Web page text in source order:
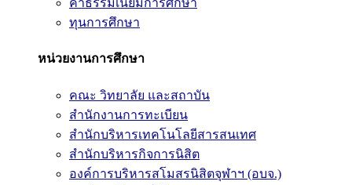
ค่าธรรมเนียมการศึกษา
ทุนการศึกษา
หน่วยงานการศึกษา
คณะ วิทยาลัย และสถาบัน
สำนักงานการทะเบียน
สำนักบริหารเทคโนโลยีสารสนเทศ
สำนักบริหารกิจการนิสิต
องค์การบริหารสโมสรนิสิตจุฬาฯ (อบจ.)